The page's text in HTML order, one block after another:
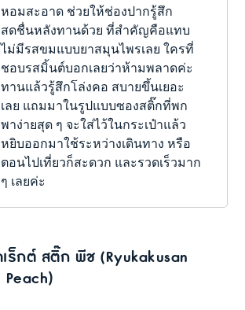
หอมสะอาด ช่วยให้ช่องปากรู้สึก
สดชื่นหลังทานด้วย ที่สำคัญคือแทบ
ไม่มีรสขมแบบยาสมุนไพรเลย ใครที่
ชอบรสมิ้นต์บอกเลยว่าห้ามพลาดค่ะ
ทานแล้วรู้สึกโล่งคอ สบายขึ้นเยอะ
เลย แถมมาในรูปแบบซองสติ๊กที่พก
พาง่ายสุด ๆ จะใส่ไว้ในกระเป๋าแล้ว
หยิบออกมาใช้ระหว่างเดินทาง หรือ
ตอนไปเที่ยวก็สะดวก และรวดเร็วมาก
ๆ เลยค่ะ
ร็กต์ สติ๊ก พีช (Ryukakusan